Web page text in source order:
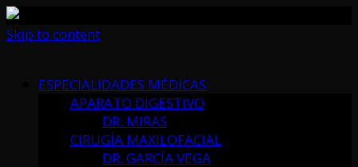
Skip to content
ESPECIALIDADES MÉDICAS
APARATO DIGESTIVO
DR. MIRAS
CIRUGÍA MAXILOFACIAL
DR. GARCÍA VEGA